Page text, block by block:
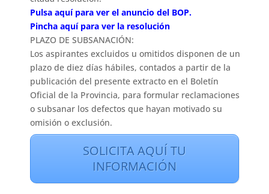
Pulsa aquí para ver el anuncio del BOP.
Pincha aquí para ver la resolución
PLAZO DE SUBSANACIÓN:
Los aspirantes excluidos u omitidos disponen de un
plazo de diez días hábiles, contados a partir de la
publicación del presente extracto en el Boletín
Oficial de la Provincia, para formular reclamaciones
o subsanar los defectos que hayan motivado su
omisión o exclusión.
SOLICITA AQUÍ TU
INFORMACIÓN